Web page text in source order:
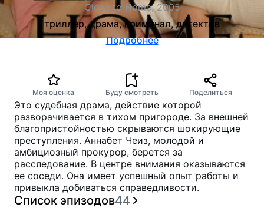
Close to Home, 2005
триллер, драма, криминал, детектив
Подробнее
Моя оценка Буду смотреть Поделиться
Это судебная драма, действие которой
разворачивается в тихом пригороде. За внешней
благопристойностью скрываются шокирующие
преступления. Аннабет Чеиз, молодой и
амбициозный прокурор, берется за
расследование. В центре внимания оказываются
ее соседи. Она имеет успешный опыт работы и
привыкла добиваться справедливости.
Список эпизодов44